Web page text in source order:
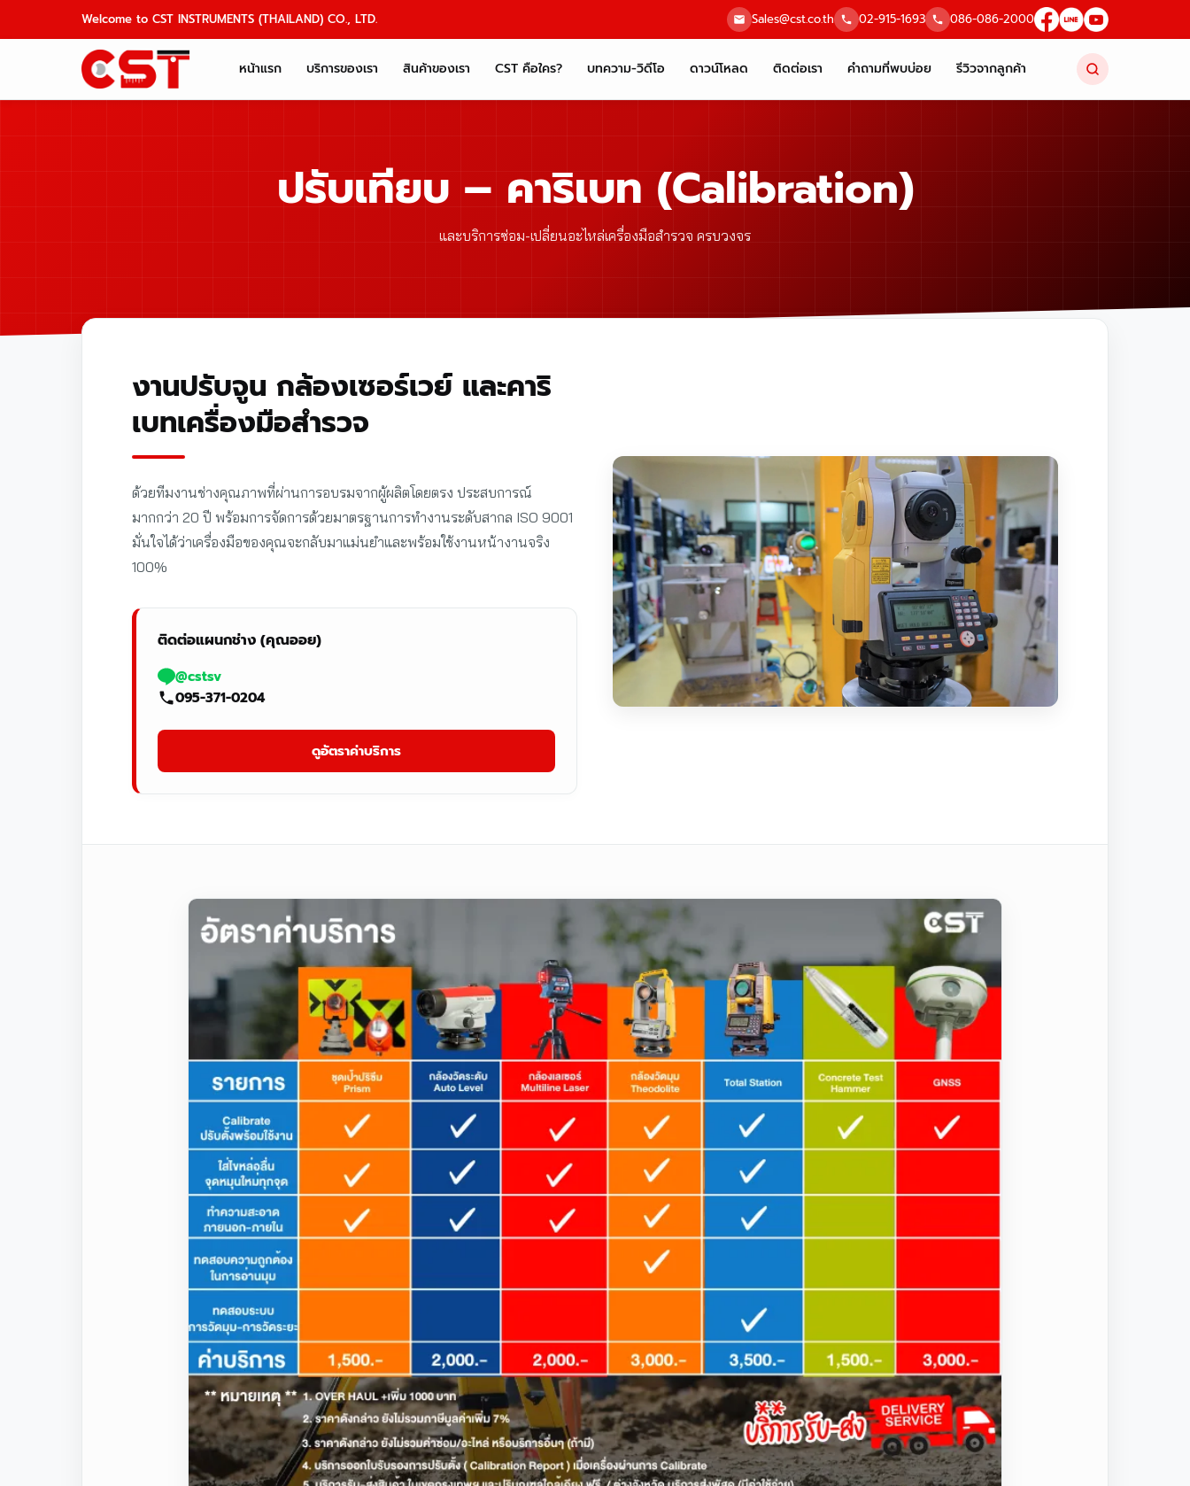
Welcome to CST INSTRUMENTS (THAILAND) CO., LTD. Sales@cst.co.th 02-915-1693 086-086-2000
หน้าแรก บริการของเรา สินค้าของเรา CST คือใคร? บทความ-วิดีโอ ดาวน์โหลด ติดต่อเรา คำถามที่พบบ่อย รีวิวจากลูกค้า
ปรับเทียบ – คาริเบท (Calibration)
และบริการซ่อม-เปลี่ยนอะไหล่เครื่องมือสำรวจ ครบวงจร
งานปรับจูน กล้องเซอร์เวย์ และคาริ
เบทเครื่องมือสำรวจ
ด้วยทีมงานช่างคุณภาพที่ผ่านการอบรมจากผู้ผลิตโดยตรง ประสบการณ์
มากกว่า 20 ปี พร้อมการจัดการด้วยมาตรฐานการทำงานระดับสากล ISO 9001
มั่นใจได้ว่าเครื่องมือของคุณจะกลับมาแม่นยำและพร้อมใช้งานหน้างานจริง
100%
ติดต่อแผนกช่าง (คุณออย)
@cstsv
095-371-0204
ดูอัตราค่าบริการ